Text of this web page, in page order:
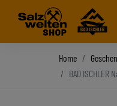
Home
BAD